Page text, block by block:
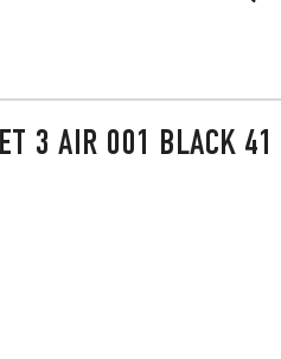
3 AIR 001 BLACK 41